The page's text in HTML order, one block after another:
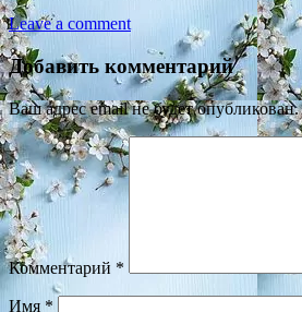
Leave a comment
Добавить комментарий
Ваш адрес email не будет опубликован.
Комментарий *
Имя *